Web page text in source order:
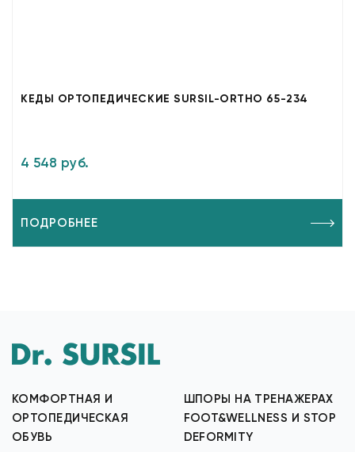
КЕДЫ ОРТОПЕДИЧЕСКИЕ SURSIL-ORTHO 65-234
4 548 руб.
ПОДРОБНЕЕ
КОМФОРТНАЯ И
ОРТОПЕДИЧЕСКАЯ
ОБУВЬ
ШПОРЫ НА ТРЕНАЖЕРАХ
FOOT&WELLNESS И STOP
DEFORMITY